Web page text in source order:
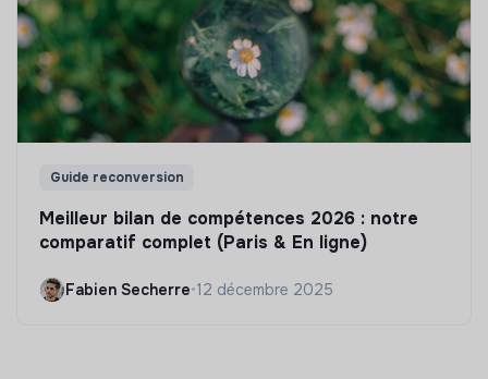
Guide reconversion
Meilleur bilan de compétences 2026 : notre
comparatif complet (Paris & En ligne)
Fabien Secherre•12 décembre 2025